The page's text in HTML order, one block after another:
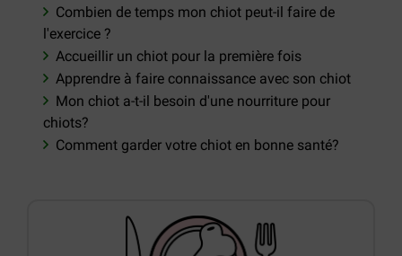
Combien de temps mon chiot peut-il faire de
l'exercice ?
Accueillir un chiot pour la première fois
Apprendre à faire connaissance avec son chiot
Mon chiot a-t-il besoin d'une nourriture pour
chiots?
Comment garder votre chiot en bonne santé?